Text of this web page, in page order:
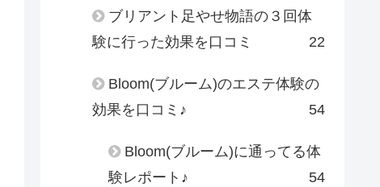
ブリアント足やせ物語の３回体
験に行った効果を口コミ
22
Bloom(ブルーム)のエステ体験の
効果を口コミ♪
54
Bloom(ブルーム)に通ってる体
験レポート♪
54